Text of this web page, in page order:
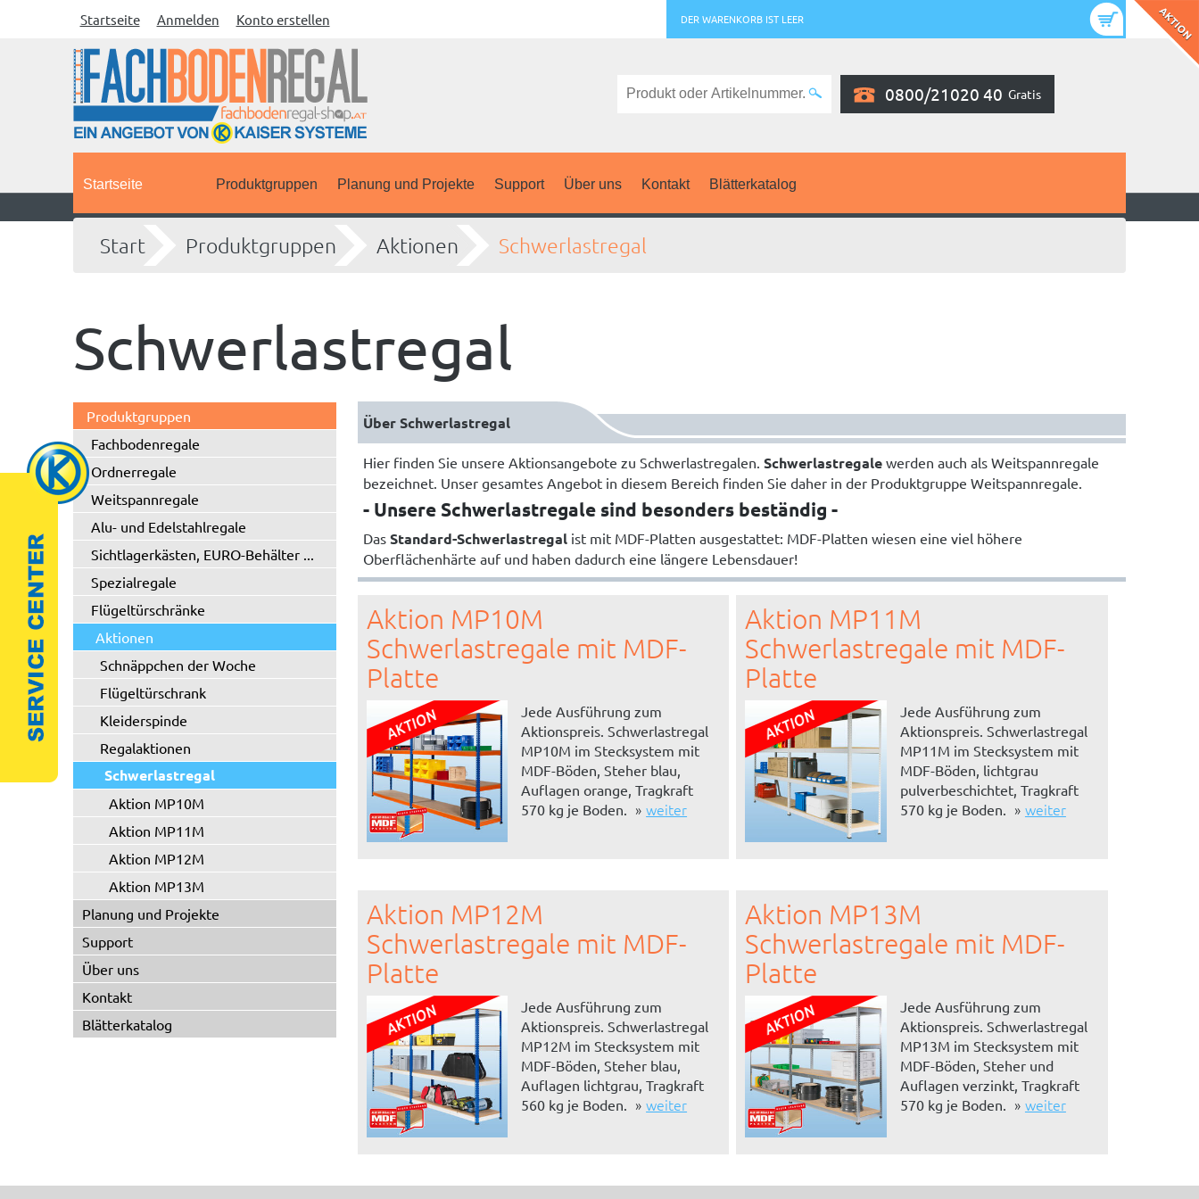
Startseite Anmelden Konto erstellen DER WARENKORB IST LEER
0800/21020 40 Gratis
Startseite Produktgruppen Planung und Projekte Support Über uns Kontakt Blätterkatalog
Start Produktgruppen Aktionen Schwerlastregal
Schwerlastregal
Produktgruppen
Fachbodenregale
Ordnerregale
Weitspannregale
Alu- und Edelstahlregale
Sichtlagerkästen, EURO-Behälter ...
Spezialregale
Flügeltürschränke
Aktionen
Schnäppchen der Woche
Flügeltürschrank
Kleiderspinde
Regalaktionen
Schwerlastregal
Aktion MP10M
Aktion MP11M
Aktion MP12M
Aktion MP13M
Planung und Projekte
Support
Über uns
Kontakt
Blätterkatalog
Über Schwerlastregal
Hier finden Sie unsere Aktionsangebote zu Schwerlastregalen. Schwerlastregalewerden auch als Weitspannregale
bezeichnet. Unser gesamtes Angebot in diesem Bereich finden Sie daher in der Produktgruppe Weitspannregale.
- Unsere Schwerlastregale sind besonders beständig -
Das Standard-Schwerlastregalist mit MDF-Platten ausgestattet: MDF-Platten wiesen eine viel höhere
Oberflächenhärte auf und haben dadurch eine längere Lebensdauer!
Aktion MP10M
Schwerlastregale mit MDF-
Platte
Jede Ausführung zum
Aktionspreis. Schwerlastregal
MP10M im Stecksystem mit
MDF-Böden, Steher blau,
Auflagen orange, Tragkraft
570 kg je Boden.
weiter
Aktion MP11M
Schwerlastregale mit MDF-
Platte
Jede Ausführung zum
Aktionspreis. Schwerlastregal
MP11M im Stecksystem mit
MDF-Böden, lichtgrau
pulverbeschichtet, Tragkraft
570 kg je Boden.
weiter
Aktion MP12M
Schwerlastregale mit MDF-
Platte
Jede Ausführung zum
Aktionspreis. Schwerlastregal
MP12M im Stecksystem mit
MDF-Böden, Steher blau,
Auflagen lichtgrau, Tragkraft
560 kg je Boden.
weiter
Aktion MP13M
Schwerlastregale mit MDF-
Platte
Jede Ausführung zum
Aktionspreis. Schwerlastregal
MP13M im Stecksystem mit
MDF-Böden, Steher und
Auflagen verzinkt, Tragkraft
570 kg je Boden.
weiter